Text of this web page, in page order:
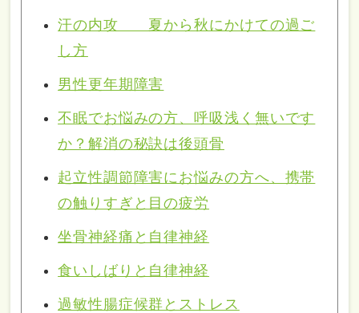
汗の内攻 夏から秋にかけての過ご
し方
男性更年期障害
不眠でお悩みの方、呼吸浅く無いです
か？解消の秘訣は後頭骨
起立性調節障害にお悩みの方へ、携帯
の触りすぎと目の疲労
坐骨神経痛と自律神経
食いしばりと自律神経
過敏性腸症候群とストレス